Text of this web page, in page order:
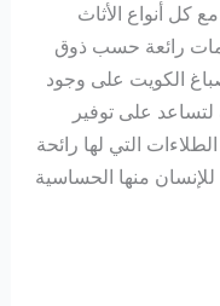
كل أنواع الأثاث
رائعة حسب ذوق
الكويت على وجود
لتساعد على توفير
التي لها رائحة
منها الحساسية